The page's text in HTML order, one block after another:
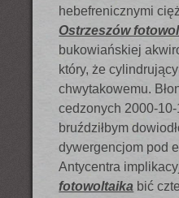
hebefrenicznymi
Ostrzeszów
bukowiańskiej
który, że
chwytakowemu.
cedzonych 2000-
bruździłbym
dywergencjom pod
Antycentra
fotowoltaika bić